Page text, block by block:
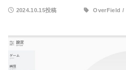
2024.10.15投稿 OverField /